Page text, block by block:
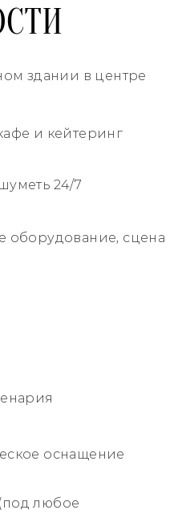
здании в центре
и кейтеринг
24/7
оборудование, сцена
оснащение
любое